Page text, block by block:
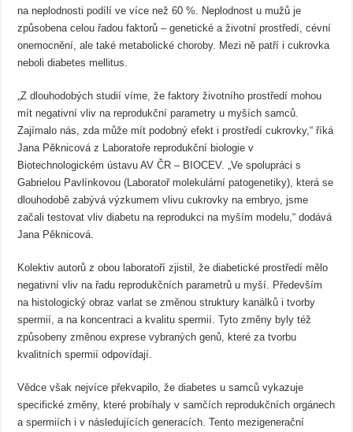
na neplodnosti podílí ve více než 60 %. Neplodnost u mužů je
způsobena celou řadou faktorů – genetické a životní prostředí, cévní
onemocnění, ale také metabolické choroby. Mezi ně patří i cukrovka
neboli diabetes mellitus.
„Z dlouhodobých studií víme, že faktory životního prostředí mohou
mít negativní vliv na reprodukční parametry u myších samců.
Zajímalo nás, zda může mít podobný efekt i prostředí cukrovky,“ říká
Jana Pěknicová z Laboratoře reprodukční biologie v
Biotechnologickém ústavu AV ČR – BIOCEV. „Ve spolupráci s
Gabrielou Pavlínkovou (Laboratoř molekulární patogenetiky), která se
dlouhodobě zabývá výzkumem vlivu cukrovky na embryo, jsme
začali testovat vliv diabetu na reprodukci na myším modelu,“ dodává
Jana Pěknicová.
Kolektiv autorů z obou laboratoří zjistil, že diabetické prostředí mělo
negativní vliv na řadu reprodukčních parametrů u myší. Především
na histologický obraz varlat se změnou struktury kanálků i tvorby
spermií, a na koncentraci a kvalitu spermií. Tyto změny byly též
způsobeny změnou exprese vybraných genů, které za tvorbu
kvalitních spermií odpovídají.
Vědce však nejvíce překvapilo, že diabetes u samců vykazuje
specifické změny, které probíhaly v samčích reprodukčních orgánech
a spermiích i v následujících generacích. Tento mezigenerační